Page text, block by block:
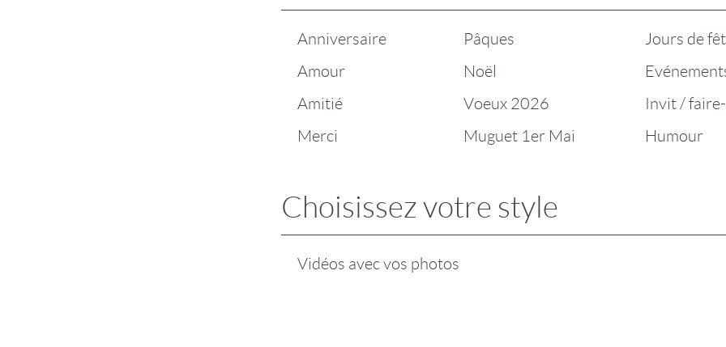
Anniversaire
Amour
Amitié
Merci
Pâques
Noël
Voeux 2026
Muguet 1er Mai
Jours de
Invit /
Humour
Choisissez votre style
Vidéos avec vos photos